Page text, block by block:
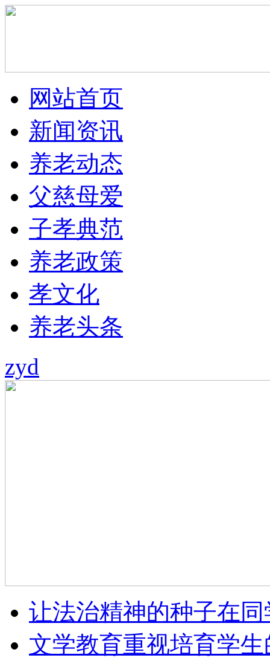
网站首页
新闻资讯
养老动态
父慈母爱
子孝典范
养老政策
孝文化
养老头条
zyd
让法治精神的种子在
文学教育重视培育学